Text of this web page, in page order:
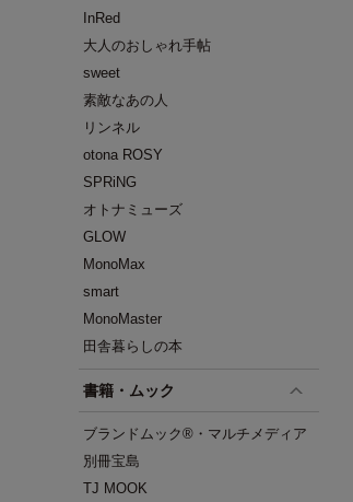
InRed
大人のおしゃれ手帖
sweet
素敵なあの人
リンネル
otona ROSY
SPRiNG
オトナミューズ
GLOW
MonoMax
smart
MonoMaster
田舎暮らしの本
書籍・ムック
ブランドムック®・マルチメディア
別冊宝島
TJ MOOK